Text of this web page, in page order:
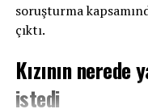
soruşturma
çıktı.
Kızının nerede
istedi